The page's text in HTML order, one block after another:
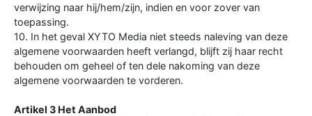
verwijzing naar hij/hem/zijn, indien en voor zover van
toepassing.
10. In het geval XYTO Media niet steeds naleving van deze
algemene voorwaarden heeft verlangd, blijft zij haar recht
behouden om geheel of ten dele nakoming van deze
algemene voorwaarden te vorderen.
Artikel 3 Het Aanbod